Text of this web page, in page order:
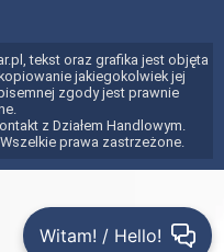
tekst oraz grafika jest objęta
jakiegokolwiek jej
zgody jest prawnie
z Działem Handlowym.
prawa zastrzeżone.
Witam! / Hello!